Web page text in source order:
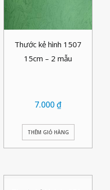
Thước kẻ hình 1507
15cm – 2 mẫu
7.000₫
THÊM GIỎ HÀNG